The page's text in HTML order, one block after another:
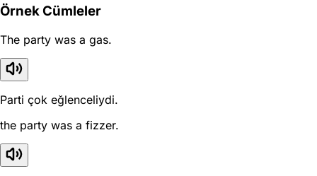
Örnek Cümleler
The party was a gas.
Parti çok eğlenceliydi.
the party was a fizzer.